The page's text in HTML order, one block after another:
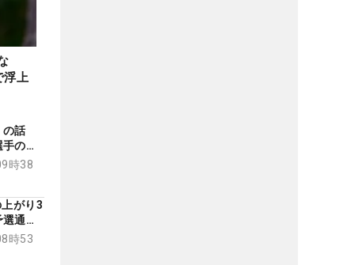
浮上
の話
のプ
プ
時38
がり3
通過
時53